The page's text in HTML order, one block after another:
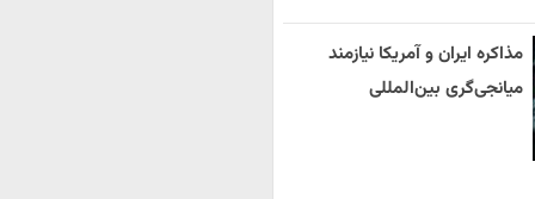
مذاکره ایران و آمریکا نیازمند
میانجی‌گری بین‌المللی